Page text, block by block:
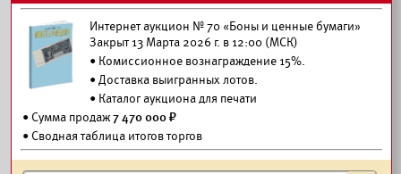
Интернет аукцион № 70 «Боны и ценные бумаги»
Закрыт 13 Марта 2026 г. в 12:00 (МСК)
• Комиссионное вознаграждение 15%.
•Доставка выигранных лотов.
• Каталог аукциона для печати
• Сумма продаж7 470 000 ₽
• Сводная таблица итогов торгов